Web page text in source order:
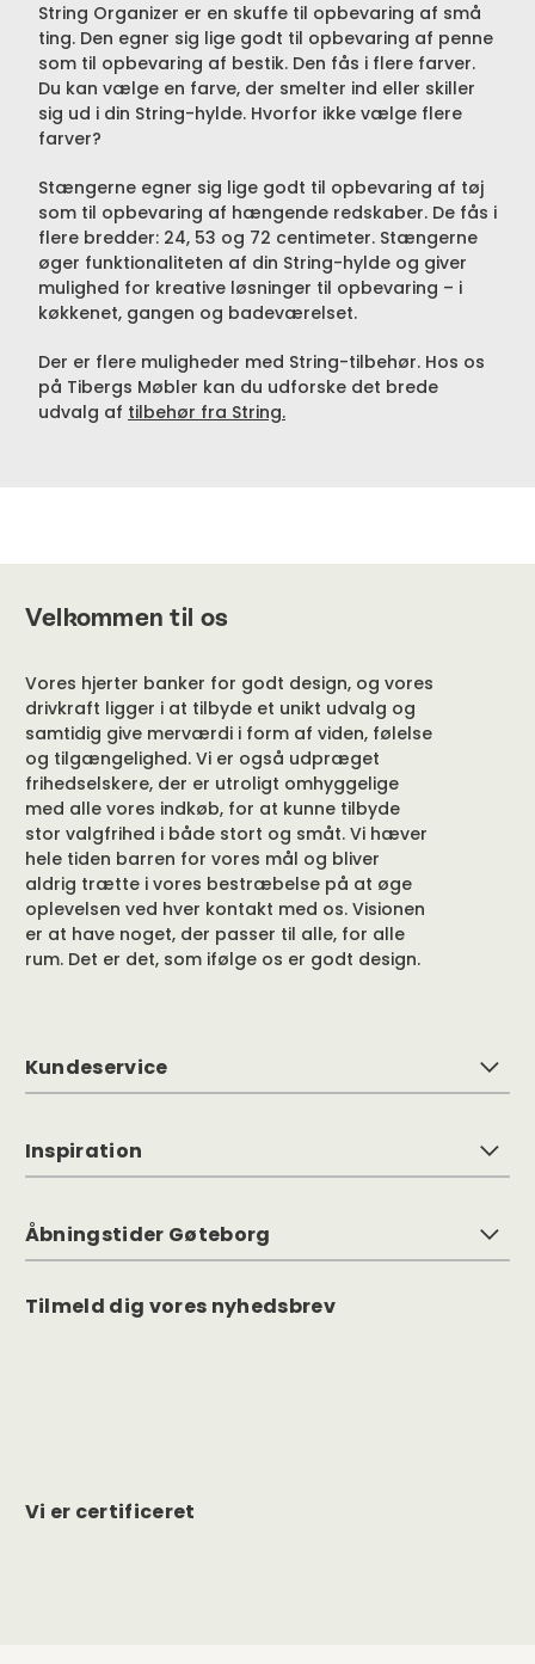
String Organizer er en skuffe til opbevaring af små
ting. Den egner sig lige godt til opbevaring af penne
som til opbevaring af bestik. Den fås i flere farver.
Du kan vælge en farve, der smelter ind eller skiller
sig ud i din String-hylde. Hvorfor ikke vælge flere
farver?
Stængerne egner sig lige godt til opbevaring af tøj
som til opbevaring af hængende redskaber. De fås i
flere bredder: 24, 53 og 72 centimeter. Stængerne
øger funktionaliteten af din String-hylde og giver
mulighed for kreative løsninger til opbevaring – i
køkkenet, gangen og badeværelset.
Der er flere muligheder med String-tilbehør. Hos os
på Tibergs Møbler kan du udforske det brede
udvalg af tilbehør fra String.
Velkommen til os
Vores hjerter banker for godt design, og vores
drivkraft ligger i at tilbyde et unikt udvalg og
samtidig give merværdi i form af viden, følelse
og tilgængelighed. Vi er også udpræget
frihedselskere, der er utroligt omhyggelige
med alle vores indkøb, for at kunne tilbyde
stor valgfrihed i både stort og småt. Vi hæver
hele tiden barren for vores mål og bliver
aldrig trætte i vores bestræbelse på at øge
oplevelsen ved hver kontakt med os. Visionen
er at have noget, der passer til alle, for alle
rum. Det er det, som ifølge os er godt design.
Kundeservice
Inspiration
Åbningstider Gøteborg
Tilmeld dig vores nyhedsbrev
Vi er certificeret